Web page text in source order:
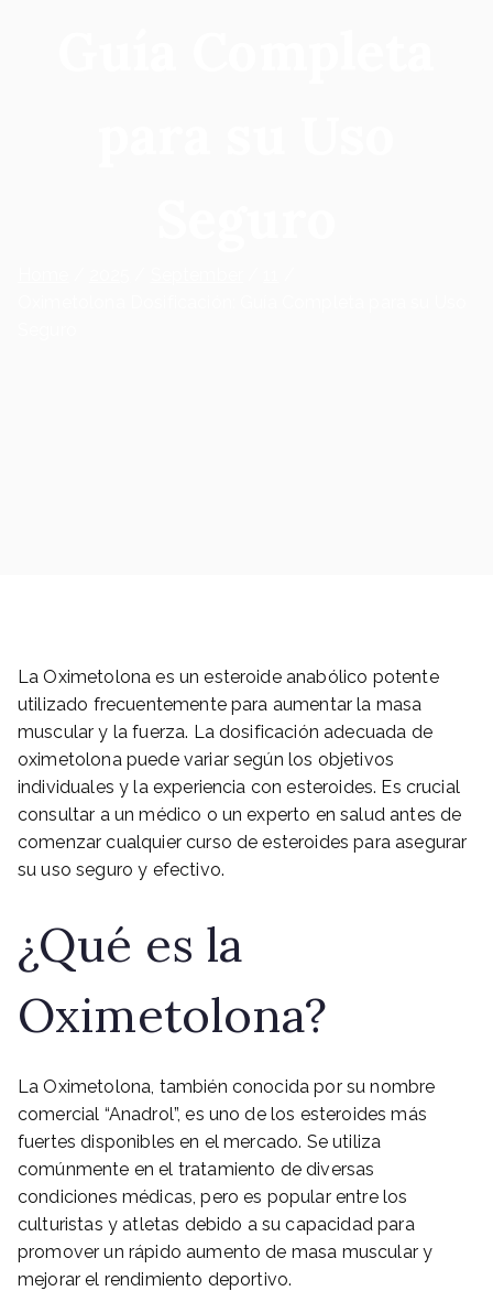
La Oximetolona es un esteroide anabólico potente
utilizado frecuentemente para aumentar la masa
muscular y la fuerza. La dosificación adecuada de
oximetolona puede variar según los objetivos
individuales y la experiencia con esteroides. Es crucial
consultar a un médico o un experto en salud antes de
comenzar cualquier curso de esteroides para asegurar
su uso seguro y efectivo.
¿Qué es la
Oximetolona?
La Oximetolona, también conocida por su nombre
comercial “Anadrol”, es uno de los esteroides más
fuertes disponibles en el mercado. Se utiliza
comúnmente en el tratamiento de diversas
condiciones médicas, pero es popular entre los
culturistas y atletas debido a su capacidad para
promover un rápido aumento de masa muscular y
mejorar el rendimiento deportivo.